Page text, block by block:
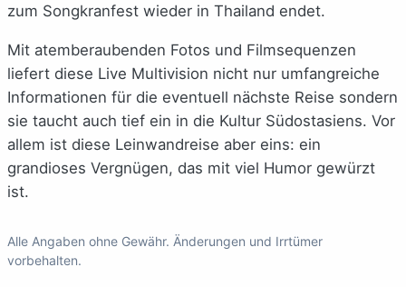
zum Songkranfest wieder in Thailand endet.
Mit atemberaubenden Fotos und Filmsequenzen
liefert diese Live Multivision nicht nur umfangreiche
Informationen für die eventuell nächste Reise sondern
sie taucht auch tief ein in die Kultur Südostasiens. Vor
allem ist diese Leinwandreise aber eins: ein
grandioses Vergnügen, das mit viel Humor gewürzt
ist.
Alle Angaben ohne Gewähr. Änderungen und Irrtümer
vorbehalten.